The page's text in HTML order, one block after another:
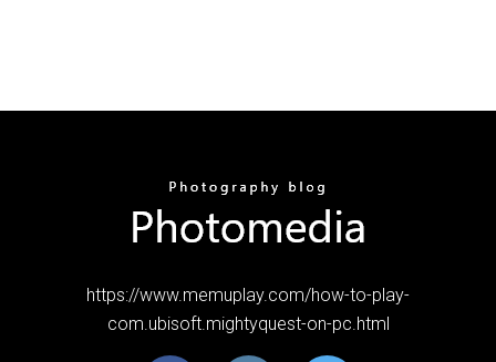
https://www.memuplay.com/how-to-play-
com.ubisoft.mightyquest-on-pc.html